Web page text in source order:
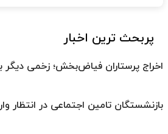
پربحث ترین اخبار
اخراج پرستاران فیاض‌بخش؛ زخمی دیگر
بازنشستگان تامین اجتماعی در انتظار